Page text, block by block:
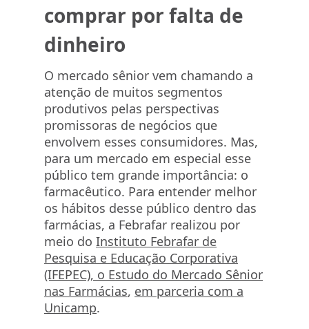
comprar por falta de
dinheiro
O mercado sênior vem chamando a
atenção de muitos segmentos
produtivos pelas perspectivas
promissoras de negócios que
envolvem esses consumidores. Mas,
para um mercado em especial esse
público tem grande importância: o
farmacêutico. Para entender melhor
os hábitos desse público dentro das
farmácias, a Febrafar realizou por
meio do Instituto Febrafar de
Pesquisa e Educação Corporativa
(IFEPEC), o Estudo do Mercado Sênior
nas Farmácias, em parceria com a
Unicamp.